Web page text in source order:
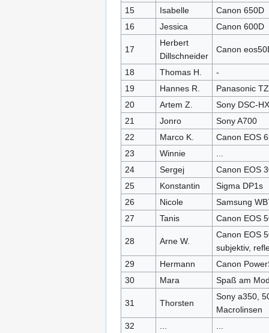
15
Isabelle
Canon 650D
16
Jessica Canon 600D
17
Herbert
Dillschneider
Canon
18 Thomas H.
-
19
Hannes R.
Panasonic
20
Artem Z.
Sony DSC-
21
Jonro
Sony A700
22
Marco K.
Canon EOS
23
Winnie
...
24
Sergej
Canon EOS
25
Konstantin
Sigma DP1s
26
Nicole
Samsung
27
Tanis Canon EOS
28 Arne W.
Canon EOS
subjektiv,
29
Hermann
Canon
30
Mara Spaß am
31 Thorsten
Sony a350,
Macrolinsen
32
... ...